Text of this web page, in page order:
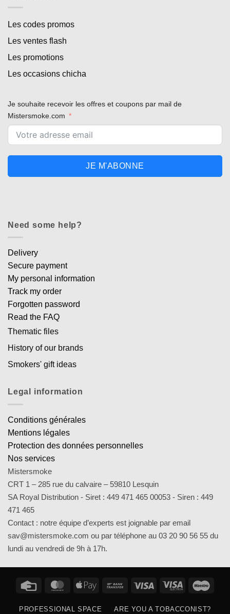
Les codes promos
Les ventes flash
Les promotions
Les occasions chicha
Je souhaite recevoir les offres et coupons par mail de
Mistersmoke.com
JE M'ABONNE
Need some help?
Delivery
Secure payment
My personal information
Track my order
Forgotten password
Read the FAQ
Thematic files
History of our brands
Smokers' gift ideas
Legal information
Conditions générales
Mentions légales
Protection des données personnelles
Nos services
Mistersmoke
CRT 1 – 285 rue du calvaire – 59810 Lesquin
SA Royal Distribution - Siret : 449 471 465 00053 - Siren : 449
471 465
Contact : notre équipe d’experts est joignable par email
sav@mistersmoke.com ou par téléphone au 03 20 90 56 55 du
lundi au vendredi de 9h à 17h.
Credit
MasterCardApple
Bank
Visa
Visa
PROFESSIONAL SPACE ARE YOU A TOBACCONIST?